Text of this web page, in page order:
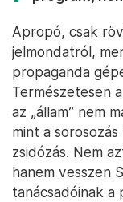
Apropó, csak
jelmondatról,
propaganda
Természetesen
az „állam” nem
mint a
zsidózás. Nem
hanem vesszen
tanácsadóinak a